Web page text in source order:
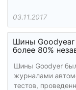
03.11.2017
Шины Goodyear
более 80%
Шины Goodyer
журналами
тестов,